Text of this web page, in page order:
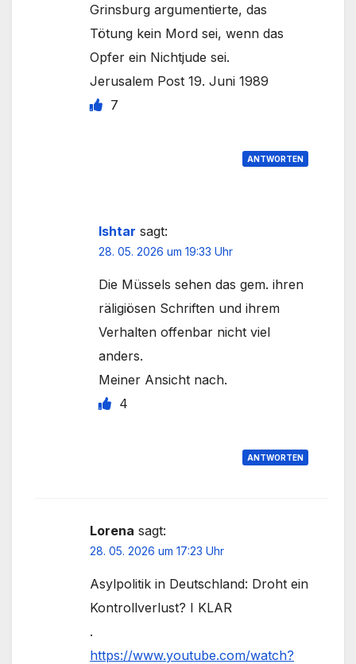
Grinsburg argumentierte, das
Tötung kein Mord sei, wenn das
Opfer ein Nichtjude sei.
Jerusalem Post 19. Juni 1989
7
ANTWORTEN
Ishtar sagt:
28. 05. 2026 um 19:33 Uhr
Die Müssels sehen das gem. ihren
räligiösen Schriften und ihrem
Verhalten offenbar nicht viel
anders.
Meiner Ansicht nach.
4
ANTWORTEN
Lorena sagt:
28. 05. 2026 um 17:23 Uhr
Asylpolitik in Deutschland: Droht ein
Kontrollverlust? I KLAR
.
https://www.youtube.com/watch?